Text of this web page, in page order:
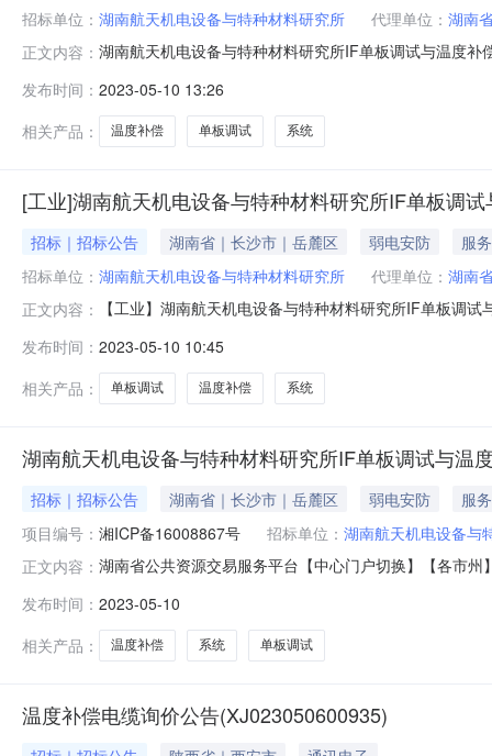
招标单位： 湖南航天机电设备与特种材料研究所 代理单位： 湖南
正文内容： 湖南航天机电设备与特种材料研究所IF单板调试与温度
（设备（材料）名称）采购进行公开招标。2.项目概况
内交货地点：湖南航天机电
发布时间： 2023-05-10 13:26
相关产品：
温度补偿 单板调试 系统
[工业]湖南航天机电设备与特种材料研究所IF单板调
招标｜招标公告 湖南省｜长沙市｜岳麓区 弱电安防
服务
招标单位： 湖南航天机电设备与特种材料研究所 代理单位： 湖南
正文内容：
【工业】湖南航天机电设备与特种材料研究所IF单板调
特种材料研究所IF单板调试与温度补偿系统（项目名称
发布时间： 2023-05-10 10:45
相关产品：
单板调试 温度补偿 系统
湖南航天机电设备与特种材料研究所IF单板调试与温
招标｜招标公告 湖南省｜长沙市｜岳麓区 弱电安防
服务
项目编号： 湘ICP备16008867号 招标单位： 湖南航天机电设备与
正文内容： 湖南省公共资源交易服务平台【中心门户切换】【各市
板调试与温度补偿系统项目IF单板调试与温度补偿系统
发布时间： 2023-05-10
相关产品：
温度补偿 系统 单板调试
温度补偿电缆询价公告(XJ023050600935)